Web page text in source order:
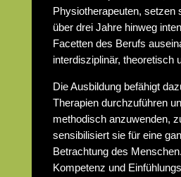
Physiotherapeuten, setzen
über drei Jahre hinweg
Facetten des Berufs
interdisziplinär, theoretisch
Die Ausbildung befähigt
Therapien durchzuführen
methodisch anzuwenden,
sensibilisiert sie für eine
Betrachtung des
Kompetenz und